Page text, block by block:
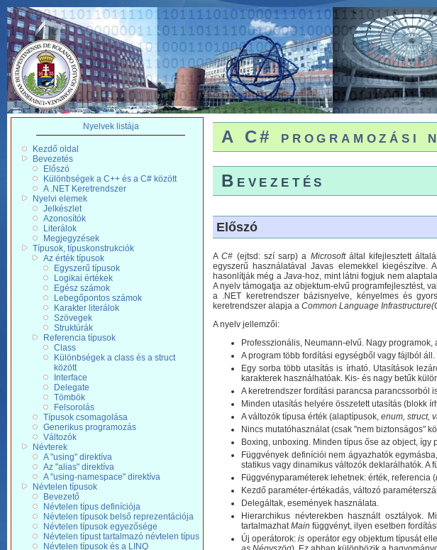
Nyelvek listája
Kezdő oldal
Bevezetés
Előszó
Különbségek a C++ és a C# között
A .NET Keretrendszer
Nyelvi elemek
Jelkészlet
Azonosítók
Literálok
Megjegyzések
Típusok, típuskonstrukciók
Az érték típusok
Egyszerű típusok
Logikai értékek
Egész számok
Lebegőpontos számok
Karakter literálok
Szövegek
Struktúrák
Referencia típusok
Class
Különbségek a class és a struct
között
Interface
Delegate
Tömbök
Felsorolás
Típusok csomagolása
Generikus programozás
Változók
Névterek
A "using" direktíva
Az "alias" direktíva
A "using-namespace" direktíva
Névtelen típusok
Bevezető
Névtelen típus definíciója
Névtelen típusok belső reprezentációja
Névtelen típusok egyezősége
Névtelen típust tartalmazó névtelen típus
Névtelen típusok és a LINQ
A C# programozási
Bevezetés
Előszó
AC# (ejtsd: szí sarp) a Microsoftáltal kifejlesztett
egyszerű használatával Javas elemekkel
hasonlítják még aJava-hoz, mint látni fogjuk nem
A nyelv támogatja az objektum-elvű programfejlesztést,
a .NET keretrendszer bázisnyelve, kényelmes és
keretrendszer alapja a Common Language
A nyelv jellemzői:
Professzionális, Neumann-elvű. Nagy
A program több fordítási egységből vagy fájlból
Egy sorba több utasítás is írható. Utasítások
karakterek használhatóak. Kis- és nagy betűk
A keretrendszer fordítási parancsa parancssorból
Minden utasítás helyére összetett utasítás (blokk
A változók típusa érték (alaptípusok, enum, struct,
Nincs mutatóhasználat (csak "nem biztonságos"
Boxing, unboxing. Minden típus őse az object, így
Függvények definíciói nem ágyazhatók
statikus vagy dinamikus változók deklarálhatók. A
Függvényparaméterek lehetnek: érték, referencia (
Kezdő paraméter-értékadás, változó
Delegáltak, események használata.
Hierarchikus névterekben használt osztályok.
tartalmazhatMain függvényt, ilyen esetben
Új operátorok:is operátor egy objektum típusát